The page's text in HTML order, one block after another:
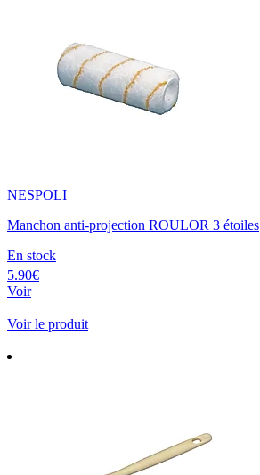
NESPOLI
Manchon anti-projection ROULOR 3 étoiles
En stock
5.90€
Voir
Voir le produit